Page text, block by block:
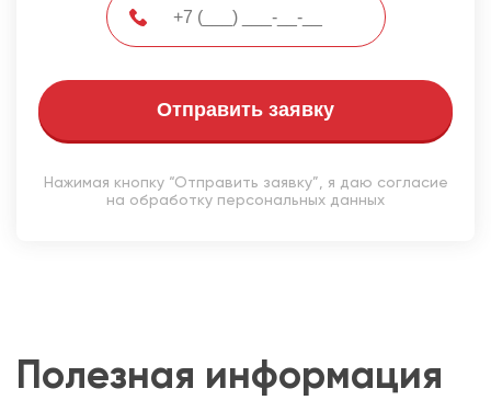
Отправить заявку
Нажимая кнопку “Отправить заявку”, я даю согласие
на обработку персональных данных
Полезная информация